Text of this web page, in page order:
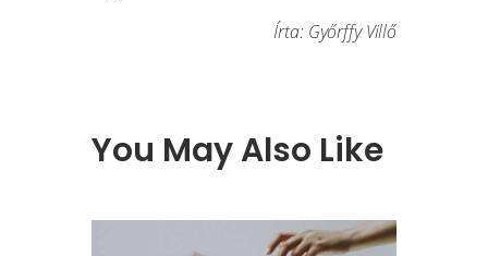
Írta: Győrffy Villő
You May Also Like